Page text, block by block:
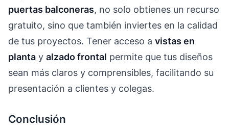
puertas balconeras, no solo obtienes un recurso
gratuito, sino que también inviertes en la calidad
de tus proyectos. Tener acceso a vistas en
planta y alzado frontal permite que tus diseños
sean más claros y comprensibles, facilitando su
presentación a clientes y colegas.
Conclusión